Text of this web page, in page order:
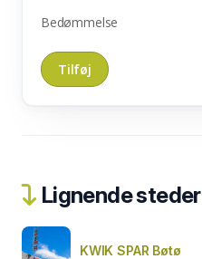
Bedømmelse
Lignende steder
KWIK SPAR Bøtø